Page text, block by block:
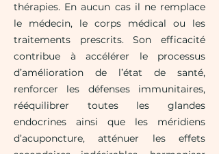
thérapies. En aucun cas il ne remplace
le médecin, le corps médical ou les
traitements prescrits. Son efficacité
contribue à accélérer le processus
d’amélioration de l’état de santé,
renforcer les défenses immunitaires,
rééquilibrer toutes les glandes
endocrines ainsi que les méridiens
d’acuponcture, atténuer les effets